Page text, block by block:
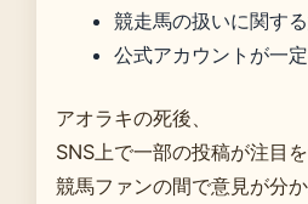
競走馬の扱いに関す
公式アカウントが一
アオラキの死後、
SNS上で一部の投稿が注目を
競馬ファンの間で意見が分